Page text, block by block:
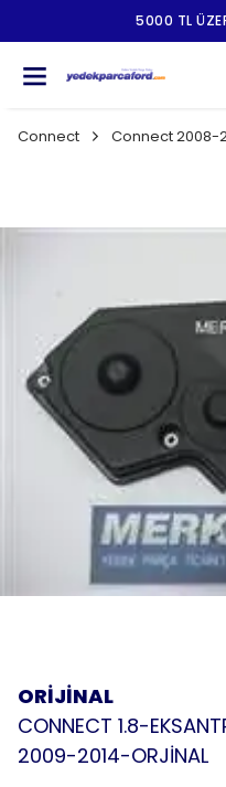
5000 TL
Connect Connect 2008-
ORİJİNAL
CONNECT 1.8-
2009-2014-ORJİNAL